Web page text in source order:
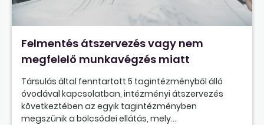
Felmentés átszervezés vagy nem
megfelelő munkavégzés miatt
Társulás által fenntartott 5 tagintézményből álló
óvodával kapcsolatban, intézményi átszervezés
következtében az egyik tagintézményben
megszűnik a bölcsődei ellátás, mely...